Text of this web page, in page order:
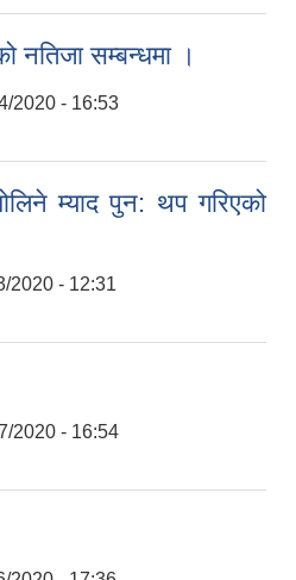
नतिजा सम्बन्धमा ।
2020 - 16:53
म्याद पुन: थप गरिएको
2020 - 12:31
2020 - 16:54